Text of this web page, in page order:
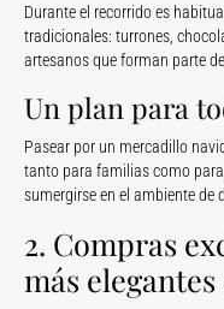
Durante el recorrido es
tradicionales: turrones,
artesanos que forman parte
Un plan para
Pasear por un mercadillo
tanto para familias como
sumergirse en el ambiente de
2. Compras
más